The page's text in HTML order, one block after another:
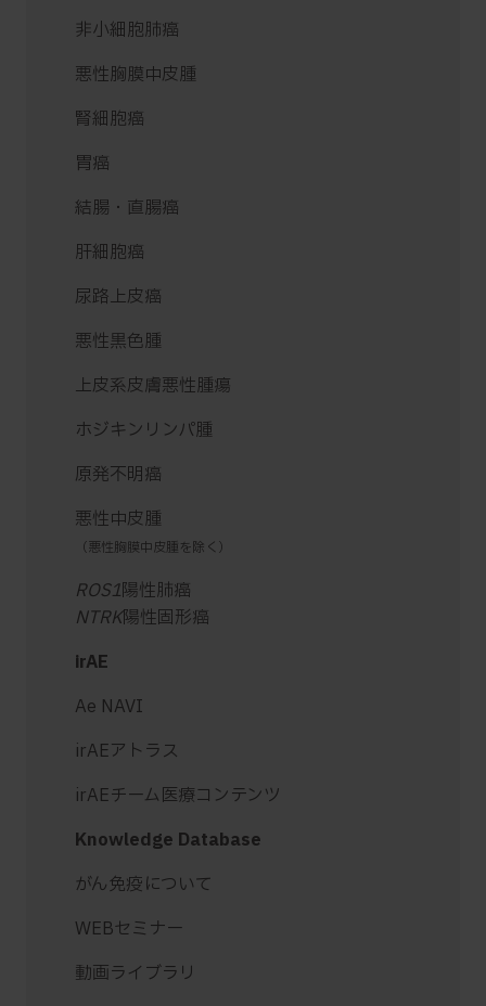
非小細胞肺癌
悪性胸膜中皮腫
腎細胞癌
胃癌
結腸・直腸癌
肝細胞癌
尿路上皮癌
悪性黒色腫
上皮系皮膚悪性腫瘍
ホジキンリンパ腫
原発不明癌
悪性中皮腫
（悪性胸膜中皮腫を除く）
ROS1陽性肺癌
NTRK陽性固形癌
irAE
Ae NAVI
irAEアトラス
irAEチーム医療コンテンツ
Knowledge Database
がん免疫について
WEBセミナー
動画ライブラリ